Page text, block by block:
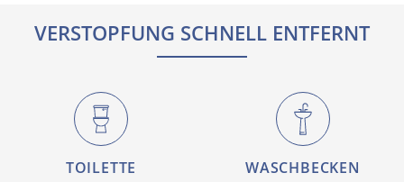
VERSTOPFUNG SCHNELL ENTFERNT
TOILETTE WASCHBECKEN